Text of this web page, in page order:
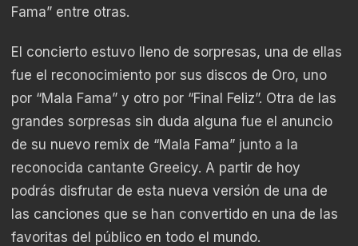
Fama” entre otras.
El concierto estuvo lleno de sorpresas, una de ellas
fue el reconocimiento por sus discos de Oro, uno
por “Mala Fama” y otro por “Final Feliz”. Otra de las
grandes sorpresas sin duda alguna fue el anuncio
de su nuevo remix de “Mala Fama” junto a la
reconocida cantante Greeicy. A partir de hoy
podrás disfrutar de esta nueva versión de una de
las canciones que se han convertido en una de las
favoritas del público en todo el mundo.